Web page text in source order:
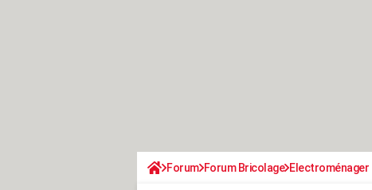
Forum Forum Bricolage Electroménager